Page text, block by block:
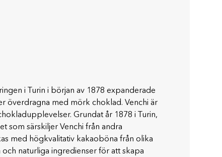
i Turin i början av 1878 expanderade
överdragna med mörk choklad. Venchi är
Grundat år 1878 i Turin,
som särskiljer Venchi från andra
med högkvalitativ kakaoböna från olika
naturliga ingredienser för att skapa